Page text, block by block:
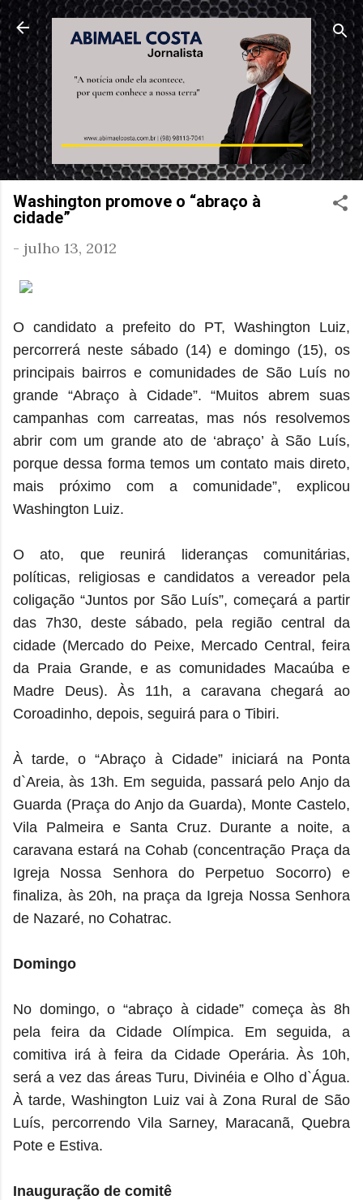
Pular para o conteúdo principal
Washington promove o “abraço à
cidade”
- julho 13, 2012
O candidato a prefeito do PT, Washington Luiz,
percorrerá neste sábado (14) e domingo (15), os
principais bairros e comunidades de São Luís no
grande “Abraço à Cidade”. “Muitos abrem suas
campanhas com carreatas, mas nós resolvemos
abrir com um grande ato de ‘abraço’ à São Luís,
porque dessa forma temos um contato mais direto,
mais próximo com a comunidade”, explicou
Washington Luiz.
O ato, que reunirá lideranças comunitárias,
políticas, religiosas e candidatos a vereador pela
coligação “Juntos por São Luís”, começará a partir
das 7h30, deste sábado, pela região central da
cidade (Mercado do Peixe, Mercado Central, feira
da Praia Grande, e as comunidades Macaúba e
Madre Deus). Às 11h, a caravana chegará ao
Coroadinho, depois, seguirá para o Tibiri.
À tarde, o “Abraço à Cidade” iniciará na Ponta
d`Areia, às 13h. Em seguida, passará pelo Anjo da
Guarda (Praça do Anjo da Guarda), Monte Castelo,
Vila Palmeira e Santa Cruz. Durante a noite, a
caravana estará na Cohab (concentração Praça da
Igreja Nossa Senhora do Perpetuo Socorro) e
finaliza, às 20h, na praça da Igreja Nossa Senhora
de Nazaré, no Cohatrac.
Domingo
No domingo, o “abraço à cidade” começa às 8h
pela feira da Cidade Olímpica. Em seguida, a
comitiva irá à feira da Cidade Operária. Às 10h,
será a vez das áreas Turu, Divinéia e Olho d`Água.
À tarde, Washington Luiz vai à Zona Rural de São
Luís, percorrendo Vila Sarney, Maracanã, Quebra
Pote e Estiva.
Inauguração de comitê